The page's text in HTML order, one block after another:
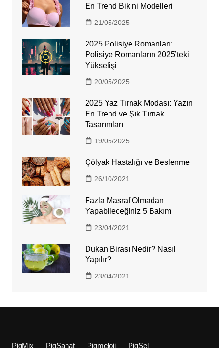
En Trend Bikini Modelleri
21/05/2025
2025 Polisiye Romanları:
Polisiye Romanların 2025’teki
Yükselişi
20/05/2025
2025 Yaz Tırnak Modası: Yazın
En Trend ve Şık Tırnak
Tasarımları
19/05/2025
Çölyak Hastalığı ve Beslenme
26/10/2021
Fazla Masraf Olmadan
Yapabileceğiniz 5 Bakım
23/04/2021
Dukan Birası Nedir? Nasıl
Yapılır?
23/04/2021
PigMix PigSanat Pigmeloji PigSel